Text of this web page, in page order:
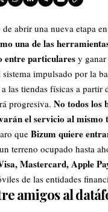
abrir una nueva etapa
una de las
entre particulares y
impulsado por la
las tiendas físicas a partir
progresiva. No todos los
el servicio al mismo
que Bizum quiere
terreno ocupado hasta
Mastercard,Apple
de las entidades
amigos al